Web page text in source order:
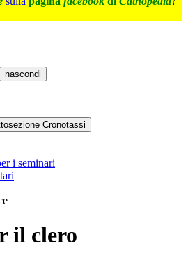
nascondi
Cronotassi
i seminari
il clero